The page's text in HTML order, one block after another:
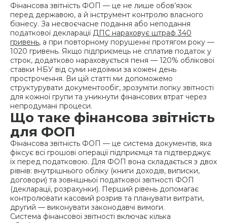
Фінансова звітність ФОП — це не лише обов’язок
перед державою, а й інструмент контролю власного
бізнесу. За несвоєчасне подання або неподання
податкової декларації ДПС нараховує штраф 340
гривень, а при повторному порушенні протягом року —
1020 гривень. Якщо підприємець не сплатив податок у
строк, додатково нараховується пеня — 120% облікової
ставки НБУ від суми недоїмки за кожен день
прострочення. Ви цій статті ми допоможемо
структурувати документообіг, зрозуміти логіку звітності
для кожної групи та уникнути фінансових втрат через
непродумані процеси.
Що таке фінансова звітність
для ФОП
Фінансова звітність ФОП — це система документів, яка
фіксує всі грошові операції підприємця та підтверджує
їх перед податковою. Для ФОП вона складається з двох
рівнів: внутрішнього обліку (книги доходів, виписки,
договори) та зовнішньої податкової звітності ФОП
(декларації, розрахунки). Перший рівень допомагає
контролювати касовий розрив та планувати витрати,
другий — виконувати законодавчі вимоги.
Система фінансової звітності включає кілька